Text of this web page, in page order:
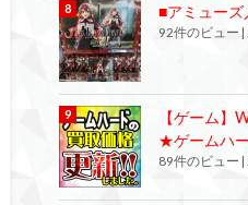
■アミュー
92件のビュー |
【ゲーム】
★ゲームハ
89件のビュー